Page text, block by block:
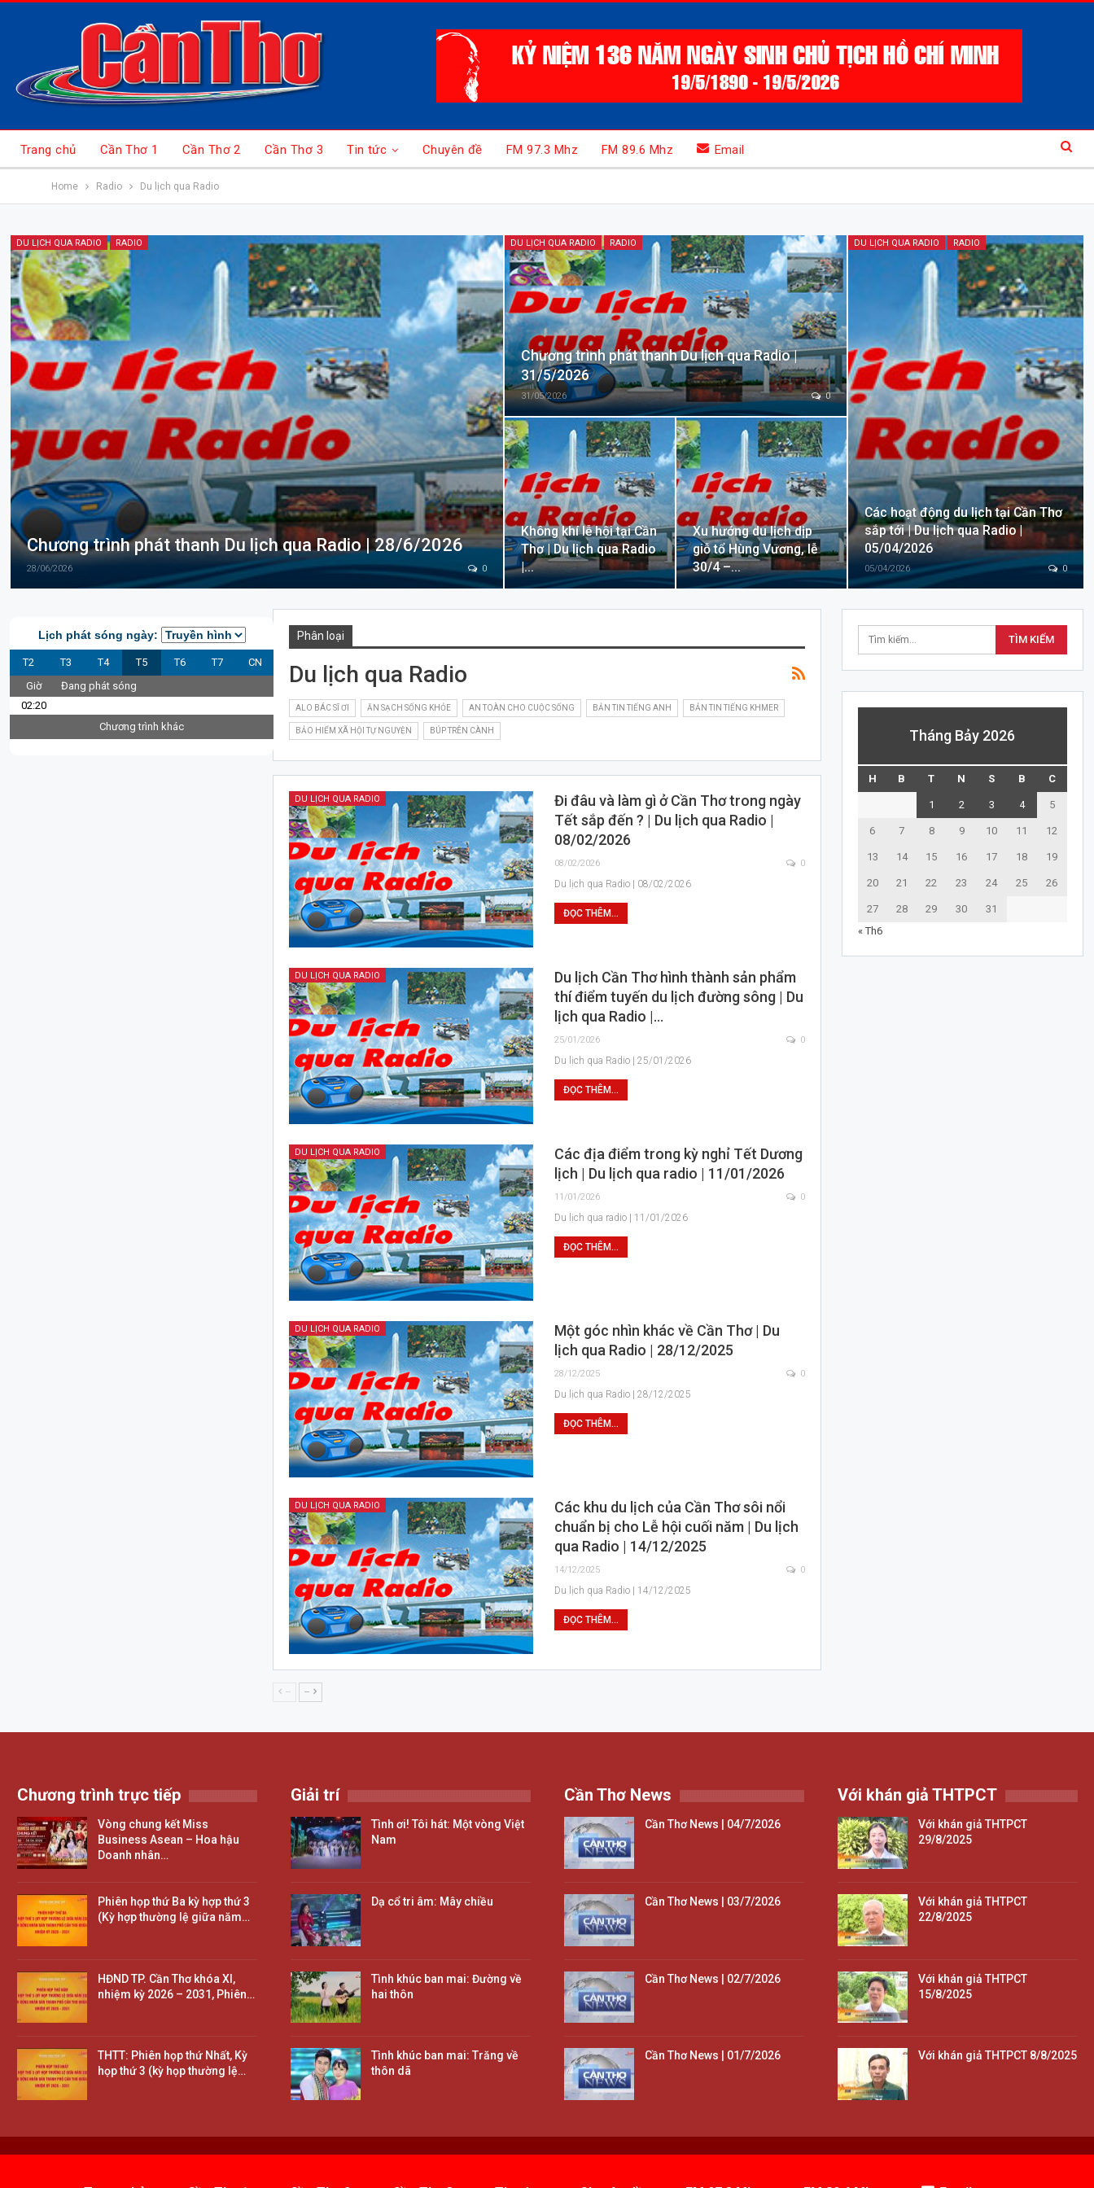
Trang chủ Cần Thơ 1 Cần Thơ 2 Cần Thơ 3 Tin tức Chuyên đề FM 97.3 Mhz FM 89.6 Mhz Email
Home Radio Du lịch qua Radio
DU LỊCH QUA RADIO RADIO
Chương trình phát thanh Du lịch qua Radio | 28/6/2026
28/06/2026 0
DU LỊCH QUA RADIO RADIO
Chương trình phát thanh Du lịch qua Radio |
31/5/2026
31/05/2026 0
Không khí lễ hội tại Cần
Thơ | Du lịch qua Radio
|…
Xu hướng du lịch dịp
giỗ tổ Hùng Vương, lễ
30/4 –…
DU LỊCH QUA RADIO RADIO
Các hoạt động du lịch tại Cần Thơ
sắp tới | Du lịch qua Radio |
05/04/2026
05/04/2026 0
Phân loại
Du lịch qua Radio
ALO BÁC SĨ ƠI ĂN SẠCH SỐNG KHỎE AN TOÀN CHO CUỘC SỐNG BẢN TIN TIẾNG ANH BẢN TIN TIẾNG KHMER
BẢO HIỂM XÃ HỘI TỰ NGUYỆN BÚP TRÊN CÀNH
DU LỊCH QUA RADIO
Đi đâu và làm gì ở Cần Thơ trong ngày
Tết sắp đến ? | Du lịch qua Radio |
08/02/2026
08/02/2026 0
Du lịch qua Radio | 08/02/2026
ĐỌC THÊM...
DU LỊCH QUA RADIO
Du lịch Cần Thơ hình thành sản phẩm
thí điểm tuyến du lịch đường sông | Du
lịch qua Radio |…
25/01/2026 0
Du lịch qua Radio | 25/01/2026
ĐỌC THÊM...
DU LỊCH QUA RADIO
Các địa điểm trong kỳ nghỉ Tết Dương
lịch | Du lịch qua radio | 11/01/2026
11/01/2026 0
Du lịch qua radio | 11/01/2026
ĐỌC THÊM...
DU LỊCH QUA RADIO
Một góc nhìn khác về Cần Thơ | Du
lịch qua Radio | 28/12/2025
28/12/2025 0
Du lịch qua Radio | 28/12/2025
ĐỌC THÊM...
DU LỊCH QUA RADIO
Các khu du lịch của Cần Thơ sôi nổi
chuẩn bị cho Lễ hội cuối năm | Du lịch
qua Radio | 14/12/2025
14/12/2025 0
Du lịch qua Radio | 14/12/2025
ĐỌC THÊM...
-- --
Tháng Bảy 2026
H B T N S B C
1 2 3 4 5
6 7 8 9 10 11 12
13 14 15 16 17 18 19
20 21 22 23 24 25 26
27 28 29 30
31
« Th6
Lịch phát sóng ngày:
T2 T3 T4 T5 T6 T7
CN
Giờ
Đang phát sóng
02:20
Chương trình khác
Chương trình trực tiếp
Vòng chung kết Miss
Business Asean – Hoa hậu
Doanh nhân…
Phiên họp thứ Ba kỳ hợp thứ 3
(Kỳ hợp thường lệ giữa năm…
HĐND TP. Cần Thơ khóa XI,
nhiệm kỳ 2026 – 2031, Phiên…
THTT: Phiên họp thứ Nhất, Kỳ
họp thứ 3 (kỳ họp thường lệ…
Giải trí
Tình ơi! Tôi hát: Một vòng Việt
Nam
Dạ cổ tri âm: Mây chiều
Tình khúc ban mai: Đường về
hai thôn
Tình khúc ban mai: Trăng về
thôn dã
Cần Thơ News
Cần Thơ News | 04/7/2026
Cần Thơ News | 03/7/2026
Cần Thơ News | 02/7/2026
Cần Thơ News | 01/7/2026
Với khán giả THTPCT
Với khán giả THTPCT
29/8/2025
Với khán giả THTPCT
22/8/2025
Với khán giả THTPCT
15/8/2025
Với khán giả THTPCT 8/8/2025